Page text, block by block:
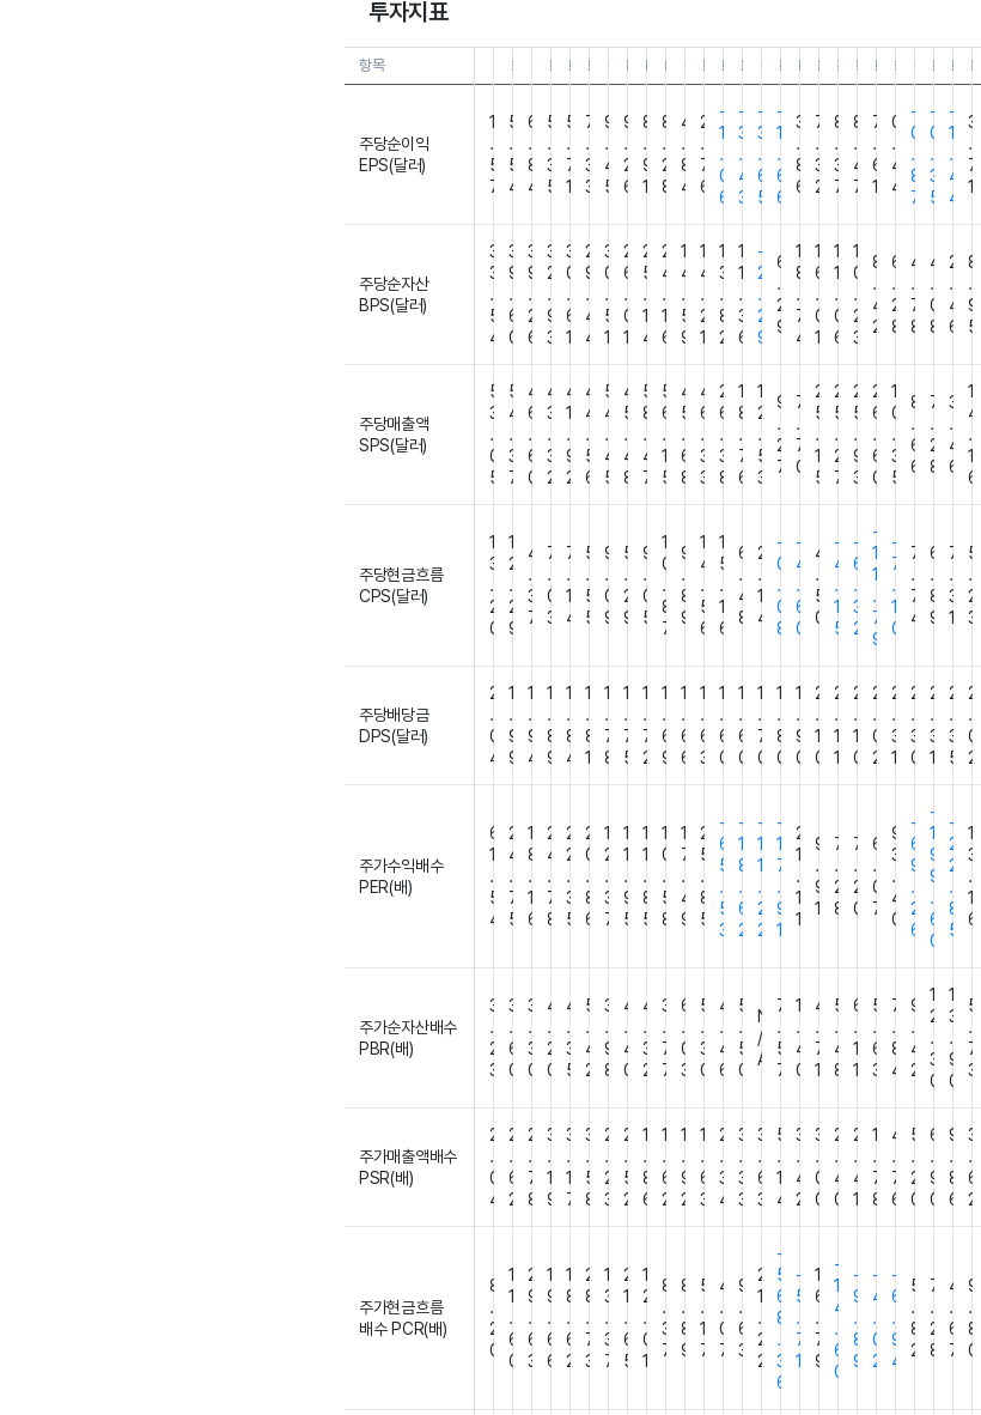
투자지표
항목 26.03.3125.12.31
25.09.30
25.06.3025.03.3124.12.31
24.09.30
24.06.3024.03.3123.12.31
23.09.30
23.06.3023.03.3122.12.31
22.09.30
22.06.3022.03.3121.12.3121.09.3021.06.3021.03.3120.12.31
20.09.30
주당순이익
EPS(달러)
1
.
5
7
5
.
5
4
6
.
8
4
5
.
3
5
5
.
7
1
7
.
3
3
9
.
4
5
9
.
2
6
8
.
9
1
8
.
2
8
4
.
8
4
2
.
7
6
-
1
.
0
6
-
3
.
4
3
-
3
.
6
5
-
1
.
6
6
3
.
8
6
7
.
3
2
8
.
3
7
8
.
4
7
7
.
6
1
0
.
4
4
-
0
.
8
7
-
0
.
3
5
-
1
.
4
4
3
.
7
1
주당순자산
BPS(달러)
3
3
.
5
4
3
9
.
6
0
3
9
.
2
6
3
2
.
9
3
3
0
.
6
1
2
9
.
4
4
3
0
.
5
1
2
6
.
0
1
2
5
.
1
4
2
4
.
1
6
1
4
.
5
9
1
4
.
2
1
1
3
.
8
2
1
1
.
3
6
-
2
.
2
9
6
.
2
9
1
8
.
7
4
1
6
.
0
1
1
1
.
0
6
1
0
.
2
3
8
.
4
2
6
.
2
8
4
.
7
8
4
.
0
8
2
.
4
6
8
.
9
5
주당매출액
SPS(달러)
5
3
.
0
5
5
4
.
3
7
4
6
.
6
0
4
3
.
3
2
4
1
.
9
2
4
4
.
5
6
5
4
.
4
5
4
5
.
4
8
5
8
.
4
7
5
6
.
1
5
4
5
.
6
8
4
6
.
3
3
2
6
.
3
8
1
8
.
7
6
1
2
.
5
3
9
.
2
7
7
.
7
0
2
5
.
1
5
2
5
.
2
7
2
5
.
9
3
2
6
.
6
0
1
0
.
3
5
8
.
6
6
7
.
2
8
3
.
4
6
1
4
.
1
6
주당현금흐름
CPS(달러)
1
3
.
2
0
1
2
.
2
9
4
.
3
7
7
.
0
3
7
.
1
4
5
.
5
5
9
.
0
9
5
.
2
9
9
.
0
5
1
0
.
8
7
9
.
8
9
1
4
.
5
6
1
5
.
1
6
6
.
4
8
2
.
1
4
-
0
.
0
8
-
4
.
6
0
4
.
5
0
-
4
.
1
5
-
6
.
3
2
-
1
1
.
7
9
-
7
.
1
0
7
.
7
4
6
.
8
9
7
.
3
1
5
.
2
3
주당배당금
DPS(달러)
2
.
0
4
1
.
9
9
1
.
9
4
1
.
8
9
1
.
8
4
1
.
8
1
1
.
7
8
1
.
7
5
1
.
7
2
1
.
6
9
1
.
6
6
1
.
6
3
1
.
6
0
1
.
6
0
1
.
7
0
1
.
8
0
1
.
9
0
2
.
1
0
2
.
1
1
2
.
1
0
2
.
0
2
2
.
3
1
2
.
3
0
2
.
3
1
2
.
3
5
2
.
0
2
주가수익배수
PER(배)
6
1
.
5
4
2
4
.
7
5
1
8
.
1
6
2
4
.
7
8
2
2
.
3
5
2
0
.
8
6
1
2
.
3
7
1
1
.
9
5
1
1
.
8
5
1
0
.
5
8
1
7
.
4
9
2
5
.
8
5
-
6
5
.
5
3
-
1
8
.
6
2
-
1
1
.
2
2
-
1
7
.
9
1
2
1
.
1
1
9
.
9
1
7
.
2
8
7
.
2
0
6
.
0
7
9
3
.
4
0
-
6
9
.
2
6
-
1
9
9
.
6
0
-
2
2
.
8
5
1
3
.
1
6
주가순자산배수
PBR(배)
3
.
2
3
3
.
6
0
3
.
3
0
4
.
2
0
4
.
3
5
5
.
4
2
3
.
9
8
4
.
4
0
4
.
3
2
3
.
7
7
6
.
0
3
5
.
3
0
4
.
4
6
5
.
5
0
N
/
A
7
.
5
7
1
.
4
0
4
.
7
1
5
.
4
8
6
.
1
1
5
.
6
3
7
.
8
4
9
.
4
2
1
2
.
3
0
1
3
.
9
0
5
.
7
3
주가매출액배수
PSR(배)
2
.
0
4
2
.
6
2
2
.
7
8
3
.
1
9
3
.
1
7
3
.
5
8
2
.
2
3
2
.
5
2
1
.
8
6
1
.
6
2
1
.
9
2
1
.
6
3
2
.
3
4
3
.
3
3
3
.
6
3
5
.
1
4
3
.
4
2
3
.
0
0
2
.
4
0
2
.
4
1
1
.
7
8
4
.
7
6
5
.
2
0
6
.
9
0
9
.
8
6
3
.
6
2
주가현금흐름
배수 PCR(배)
8
.
2
0
1
1
.
6
0
2
9
.
6
3
1
9
.
6
6
1
8
.
6
2
2
8
.
7
3
1
3
.
3
7
2
1
.
6
5
1
2
.
0
1
8
.
3
7
8
.
8
9
5
.
1
7
4
.
0
7
9
.
6
3
2
1
.
2
2
-
5
6
8
.
3
6
-
5
.
7
1
1
6
.
7
9
-
1
4
.
6
0
-
9
.
8
9
-
4
.
0
2
-
6
.
9
4
5
.
8
2
7
.
2
8
4
.
6
7
9
.
8
0